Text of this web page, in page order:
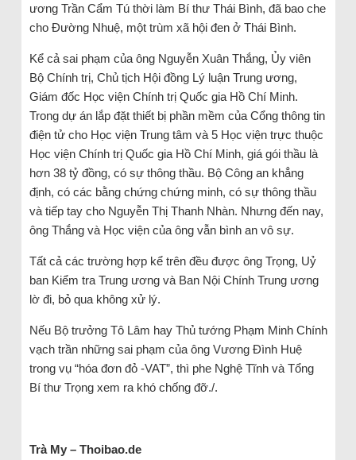
ương Trần Cẩm Tú thời làm Bí thư Thái Bình, đã bao che
cho Đường Nhuệ, một trùm xã hội đen ở Thái Bình.
Kể cả sai phạm của ông Nguyễn Xuân Thắng, Ủy viên
Bộ Chính trị, Chủ tịch Hội đồng Lý luận Trung ương,
Giám đốc Học viện Chính trị Quốc gia Hồ Chí Minh.
Trong dự án lắp đặt thiết bị phần mềm của Cổng thông tin
điện tử cho Học viện Trung tâm và 5 Học viện trực thuộc
Học viện Chính trị Quốc gia Hồ Chí Minh, giá gói thầu là
hơn 38 tỷ đồng, có sự thông thầu. Bộ Công an khẳng
định, có các bằng chứng chứng minh, có sự thông thầu
và tiếp tay cho Nguyễn Thị Thanh Nhàn. Nhưng đến nay,
ông Thắng và Học viện của ông vẫn bình an vô sự.
Tất cả các trường hợp kể trên đều được ông Trọng, Uỷ
ban Kiểm tra Trung ương và Ban Nội Chính Trung ương
lờ đi, bỏ qua không xử lý.
Nếu Bộ trưởng Tô Lâm hay Thủ tướng Phạm Minh Chính
vạch trần những sai phạm của ông Vương Đình Huệ
trong vụ “hóa đơn đỏ -VAT”, thì phe Nghệ Tĩnh và Tổng
Bí thư Trọng xem ra khó chống đỡ./.
TràMy – Thoibao.de